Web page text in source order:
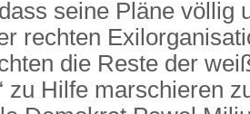
seine Pläne völlig
rechten
die Reste der
zu Hilfe marschieren